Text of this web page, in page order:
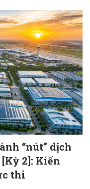
“nút” dịch
2]: Kiến
thi